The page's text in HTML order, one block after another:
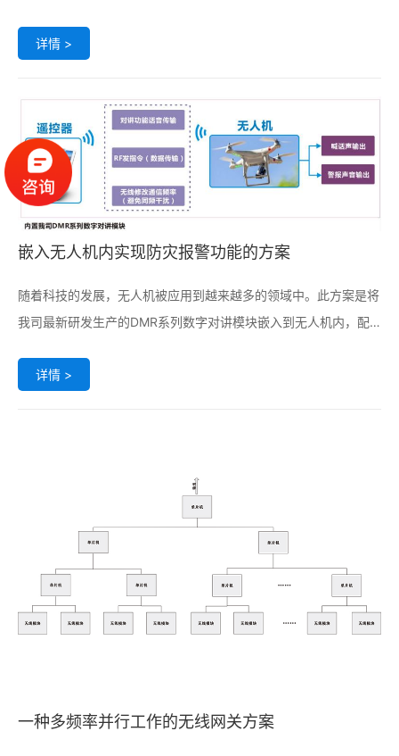
以保证水下通讯的距离和可靠性。整套方案采用无线错频的方式，
线成本。
详情 >
嵌入无人机内实现防灾报警功能的方案
随着科技的发展，无人机被应用到越来越多的领域中。此方案是将
我司最新研发生产的DMR系列数字对讲模块嵌入到无人机内，配
案，配合高性能工业级的MCU，客户使用便捷，性价比高。
详情 >
一种多频率并行工作的无线网关方案